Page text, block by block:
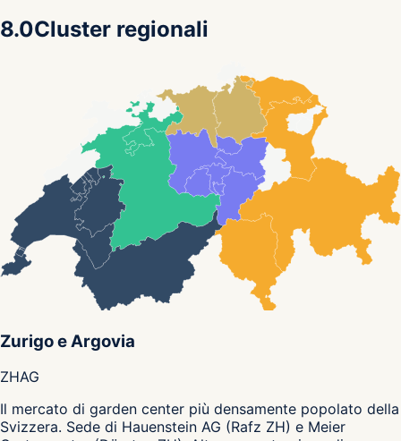
8.0Cluster regionali
Zurigo e Argovia
ZHAG
Il mercato di garden center più densamente popolato della
Svizzera. Sede di Hauenstein AG (Rafz ZH) e Meier